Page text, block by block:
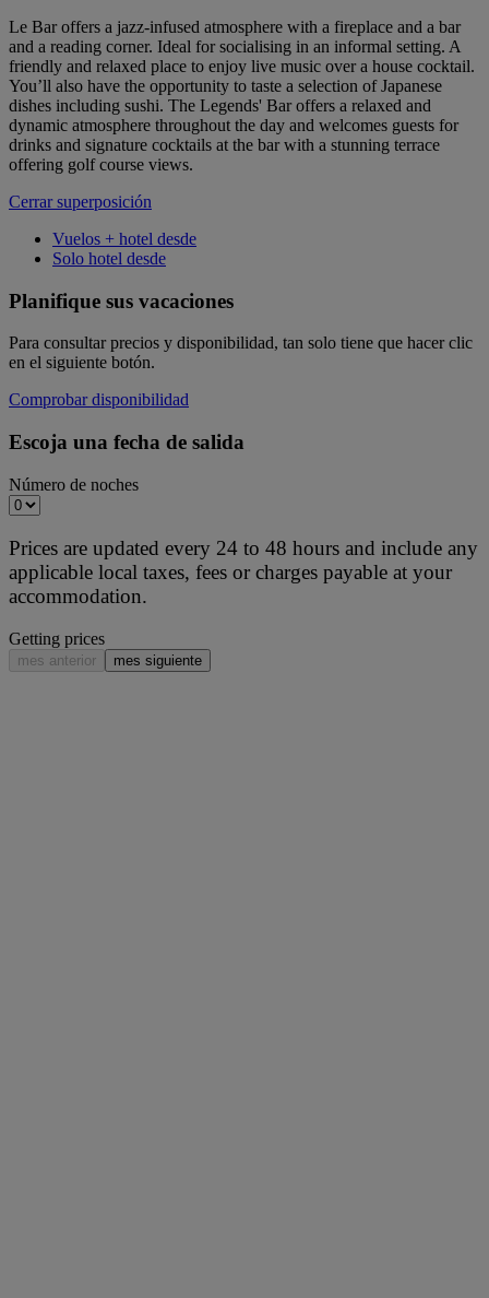
Le Bar offers a jazz-infused atmosphere with a fireplace and a bar
and a reading corner. Ideal for socialising in an informal setting. A
friendly and relaxed place to enjoy live music over a house cocktail.
You’ll also have the opportunity to taste a selection of Japanese
dishes including sushi. The Legends' Bar offers a relaxed and
dynamic atmosphere throughout the day and welcomes guests for
drinks and signature cocktails at the bar with a stunning terrace
offering golf course views.
Cerrar superposición
Vuelos + hotel desde
Solo hotel desde
Planifique sus vacaciones
Para consultar precios y disponibilidad, tan solo tiene que hacer clic
en el siguiente botón.
Comprobar disponibilidad
Escoja una fecha de salida
Número de noches
Prices are updated every 24 to 48 hours and include any
applicable local taxes, fees or charges payable at your
accommodation.
Getting prices
mes anterior mes siguiente